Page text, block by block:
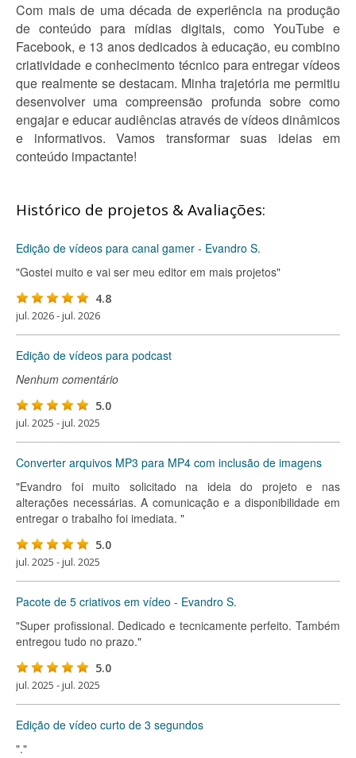
Com mais de uma década de experiência na produção
de conteúdo para mídias digitais, como YouTube e
Facebook, e 13 anos dedicados à educação, eu combino
criatividade e conhecimento técnico para entregar vídeos
que realmente se destacam. Minha trajetória me permitiu
desenvolver uma compreensão profunda sobre como
engajar e educar audiências através de vídeos dinâmicos
e informativos. Vamos transformar suas ideias em
conteúdo impactante!
Histórico de projetos & Avaliações:
Edição de vídeos para canal gamer - Evandro S.
"Gostei muito e vai ser meu editor em mais projetos"
4.8
jul. 2026 - jul. 2026
Edição de vídeos para podcast
Nenhum comentário
5.0
jul. 2025 - jul. 2025
Converter arquivos MP3 para MP4 com inclusão de imagens
"Evandro foi muito solicitado na ideia do projeto e nas
alterações necessárias. A comunicação e a disponibilidade em
entregar o trabalho foi imediata. "
5.0
jul. 2025 - jul. 2025
Pacote de 5 criativos em vídeo - Evandro S.
"Super profissional. Dedicado e tecnicamente perfeito. Também
entregou tudo no prazo."
5.0
jul. 2025 - jul. 2025
Edição de vídeo curto de 3 segundos
"."